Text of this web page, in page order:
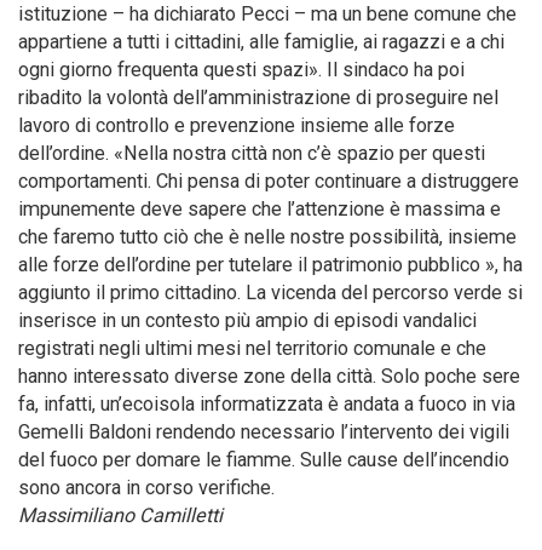
istituzione – ha dichiarato Pecci – ma un bene comune che
appartiene a tutti i cittadini, alle famiglie, ai ragazzi e a chi
ogni giorno frequenta questi spazi». Il sindaco ha poi
ribadito la volontà dell’amministrazione di proseguire nel
lavoro di controllo e prevenzione insieme alle forze
dell’ordine. «Nella nostra città non c’è spazio per questi
comportamenti. Chi pensa di poter continuare a distruggere
impunemente deve sapere che l’attenzione è massima e
che faremo tutto ciò che è nelle nostre possibilità, insieme
alle forze dell’ordine per tutelare il patrimonio pubblico », ha
aggiunto il primo cittadino. La vicenda del percorso verde si
inserisce in un contesto più ampio di episodi vandalici
registrati negli ultimi mesi nel territorio comunale e che
hanno interessato diverse zone della città. Solo poche sere
fa, infatti, un’ecoisola informatizzata è andata a fuoco in via
Gemelli Baldoni rendendo necessario l’intervento dei vigili
del fuoco per domare le fiamme. Sulle cause dell’incendio
sono ancora in corso verifiche.
Massimiliano Camilletti